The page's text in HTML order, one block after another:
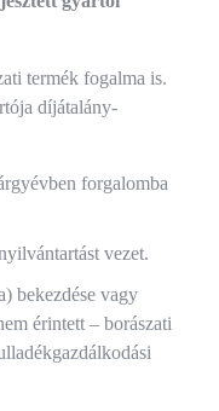
termék fogalma is.
díjátalány-
forgalomba
vezet.
bekezdése vagy
érintett – borászati